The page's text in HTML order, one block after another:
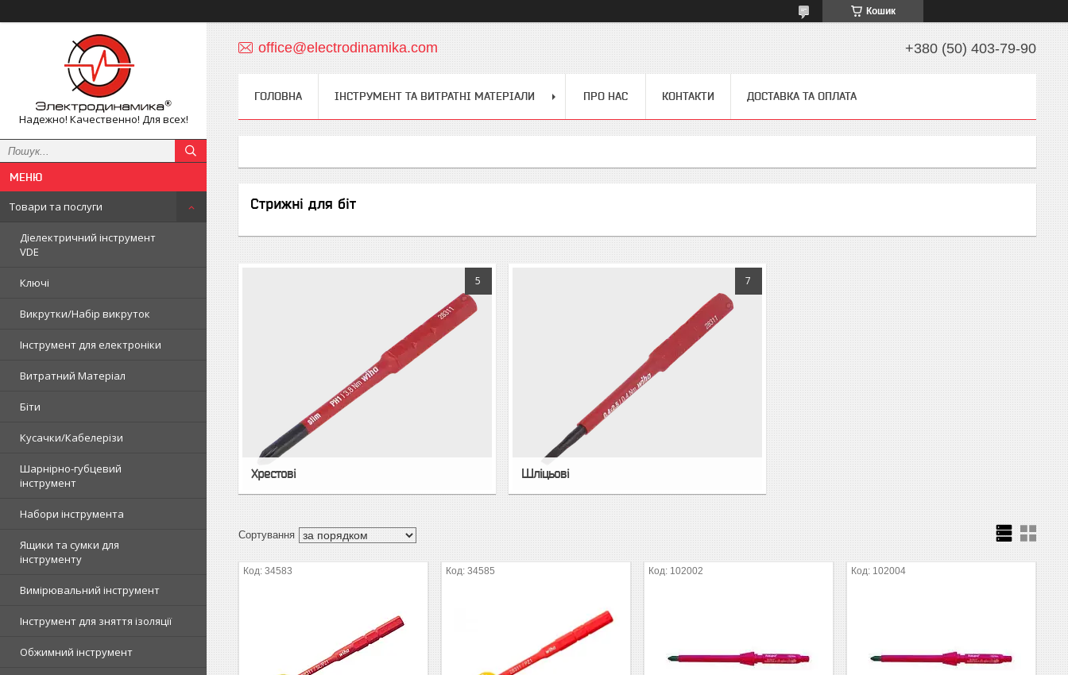
Кошик
Надежно! Качественно! Для всех!
Товари та послуги
Діелектричний інструмент
VDE
Ключі
Викрутки/Набір викруток
Інструмент для електроніки
Витратний Матеріал
Біти
Кусачки/Кабелерізи
Шарнірно-губцевий
інструмент
Набори інструмента
Ящики та сумки для
інструменту
Вимірювальний інструмент
Інструмент для зняття ізоляції
Обжимний інструмент
office@electrodinamika.com +380 (50) 403-79-90
ГОЛОВНА ІНСТРУМЕНТ ТА ВИТРАТНІ МАТЕРІАЛИ ПРО НАС КОНТАКТИ ДОСТАВКА ТА ОПЛАТА
Стрижні для біт
5
Хрестові
7
Шліцьові
34583 34585 102002 102004